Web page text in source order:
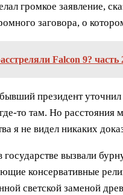
громкое заявление,
заговора, о
Falcon 9?
президент
то там. Но
я не видел никаких
вызвали
консервативные
светской заменой